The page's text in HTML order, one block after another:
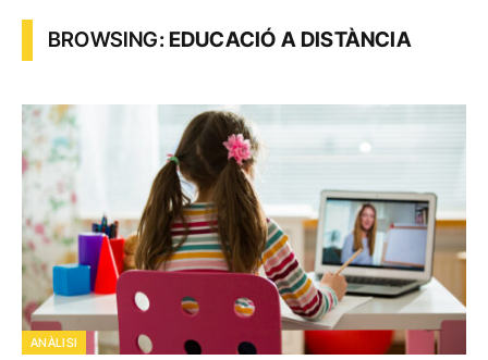
BROWSING:EDUCACIÓ A DISTÀNCIA
ANÀLISI